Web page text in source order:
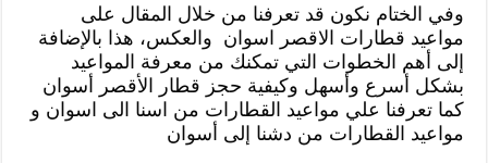
وفي الختام نكون قد تعرفنا من خلال المقال على
مواعيد قطارات الاقصر اسوان والعكس، هذا بالإضافة
إلى أهم الخطوات التي تمكنك من معرفة المواعيد
بشكل أسرع وأسهل وكيفية حجز قطار الأقصر أسوان
كما تعرفنا علي مواعيد القطارات من اسنا الى اسوان و
مواعيد القطارات من دشنا إلى أسوان